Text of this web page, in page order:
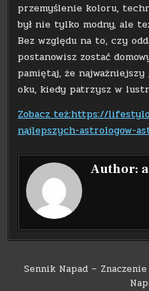
przemyślenie koloru,
był nie tylko modny, ale
Bez względu na to, czy
postanowisz zostać
pamiętaj, że
oku, kiedy patrzysz w
Zobacz też:https://
najlepszych-astrologow-
Author:
Nawigacja
Sennik Napad –